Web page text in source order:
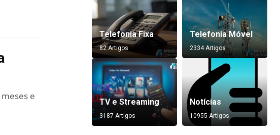
e
Telefonia Fixa
82 Artigos
Telefonia Móvel
2334 Artigos
TV e Streaming
3187 Artigos
Notícias
10955 Artigos